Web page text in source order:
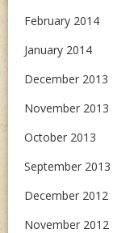
February 2014
January 2014
December 2013
November 2013
October 2013
September 2013
December 2012
November 2012